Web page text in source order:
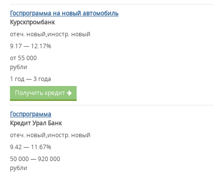
Госпрограмма на новый автомобиль
Курскпромбанк
отеч. новый,иностр. новый
9.17 — 12.17%
от 55 000
рубли
1 год — 3 года
Получить кредит
Госпрограмма
Кредит Урал Банк
отеч. новый,иностр. новый
9.42 — 11.67%
50 000 — 920 000
рубли